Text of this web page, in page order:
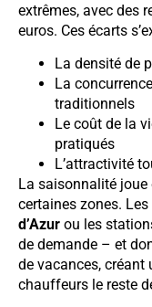
extrêmes, avec des
euros. Ces écarts
La densité de
La
traditionnels
Le coût de la
pratiqués
L’attractivité
La saisonnalité
certaines zones.
d’Azur ou les
de demande – et
de vacances,
chauffeurs le reste